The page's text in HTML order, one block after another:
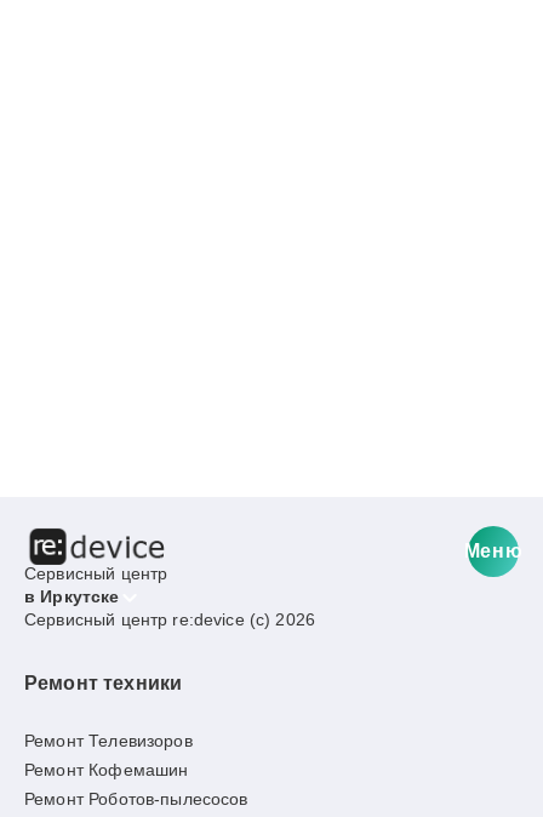
Сервисный центр
в Иркутске
Меню
Сервисный центр re:device (c) 2026
Ремонт техники
Ремонт Телевизоров
Ремонт Кофемашин
Ремонт Роботов-пылесосов